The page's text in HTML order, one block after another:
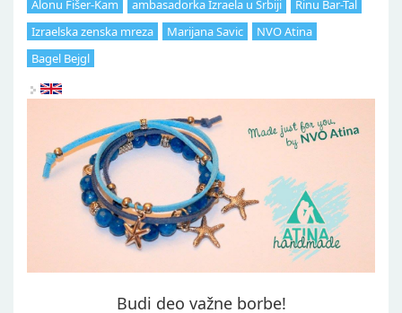
Alonu Fišer-Kam
ambasadorka Izraela u Srbiji
Rinu Bar-Tal
Izraelska zenska mreza
Marijana Savic
NVO Atina
Bagel Bejgl
Budi deo važne borbe!